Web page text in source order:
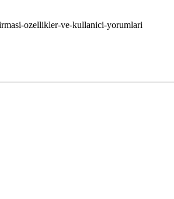
ozellikler-ve-kullanici-yorumlari